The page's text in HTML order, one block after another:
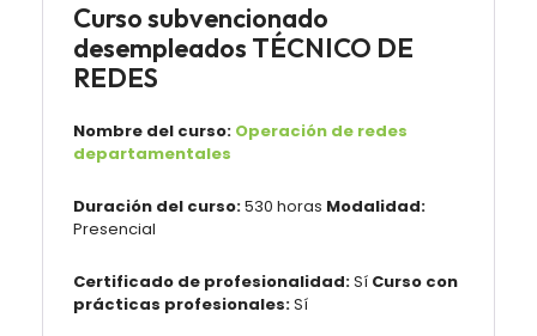
Curso subvencionado
desempleados TÉCNICO DE
REDES
Nombre del curso: Operación de redes
departamentales
Duración del curso:530 horas Modalidad:
Presencial
Certificado de profesionalidad:Sí Curso con
prácticas profesionales:Sí